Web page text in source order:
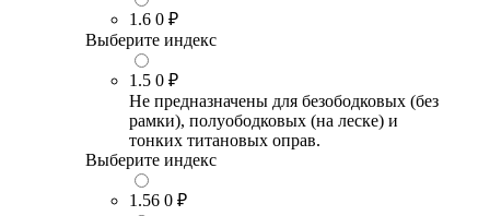
1.6 0 ₽
Выберите индекс
1.5 0 ₽
Не предназначены для безободковых (без
рамки), полуободковых (на леске) и
тонких титановых оправ.
Выберите индекс
1.56 0 ₽